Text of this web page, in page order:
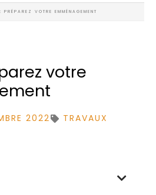
VOTRE EMMÉNAGEMENT
votre
2022 TRAVAUX